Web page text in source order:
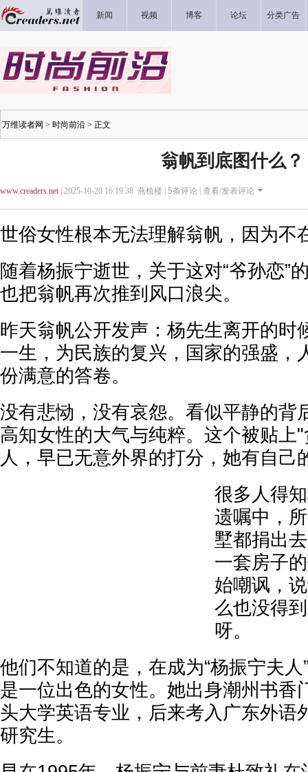
新闻 视频 博客 论坛 分类广告
万维读者网 > 时尚前沿 > 正文
翁帆到底图什么？
www.creaders.net| 2025-10-20 16:19:38 燕梳楼 | 5条评论 | 查看/发表评论
世俗女性根本无法理解翁帆，因为不
随着杨振宁逝世，关于这对“爷孙恋”
也把翁帆再次推到风口浪尖。
昨天翁帆公开发声：杨先生离开的时
一生，为民族的复兴，国家的强盛，
份满意的答卷。
没有悲恸，没有哀怨。看似平静的背
高知女性的大气与纯粹。这个被贴上
人，早已无意外界的打分，她有自己
很多人得
遗嘱中，
墅都捐出
一套房子
始嘲讽，
么也没得
呀。
他们不知道的是，在成为“杨振宁夫
是一位出色的女性。她出身潮州书香
头大学英语专业，后来考入广东外语
研究生。